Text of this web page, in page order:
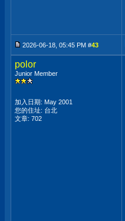
2026-06-18, 05:45 PM #43
polor
Junior Member
加入日期: May 2001
您的住址: 台北
文章: 702